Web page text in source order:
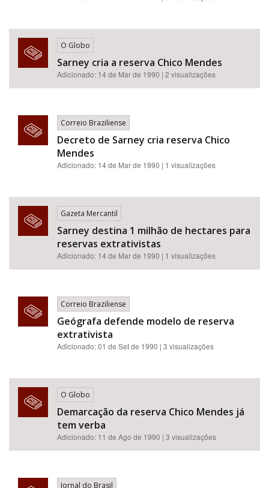
O Globo
Sarney cria a reserva Chico Mendes
Adicionado: 14 de Mar de 1990 | 2 visualizações
Correio Braziliense
Decreto de Sarney cria reserva Chico
Mendes
Adicionado: 14 de Mar de 1990 | 1 visualizações
Gazeta Mercantil
Sarney destina 1 milhão de hectares para
reservas extrativistas
Adicionado: 14 de Mar de 1990 | 1 visualizações
Correio Braziliense
Geógrafa defende modelo de reserva
extrativista
Adicionado: 01 de Set de 1990 | 3 visualizações
O Globo
Demarcação da reserva Chico Mendes já
tem verba
Adicionado: 11 de Ago de 1990 | 3 visualizações
Jornal do Brasil